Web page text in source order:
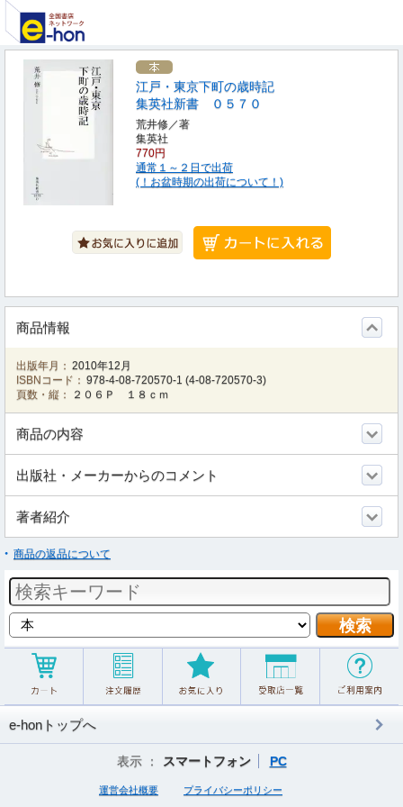
江戸・東京下町の歳時記
集英社新書 ０５７０
荒井修／著
集英社
770円
通常１～２日で出荷
(！お盆時期の出荷について！)
商品情報
出版年月： 2010年12月
ISBNコード： 978-4-08-720570-1 (4-08-720570-3)
頁数・縦：
２０６Ｐ １８ｃｍ
商品の内容
出版社・メーカーからのコメント
著者紹介
商品の返品について
e-honトップへ
表示 ： スマートフォン PC
運営会社概要 プライバシーポリシー